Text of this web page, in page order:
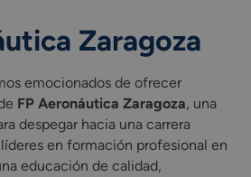
Zaragoza
emocionados de ofrecer
FP Aeronáutica Zaragoza, una
despegar hacia una carrera
en formación profesional en
educación de calidad,